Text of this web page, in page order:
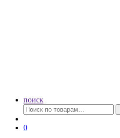
поиск
Искать:
0